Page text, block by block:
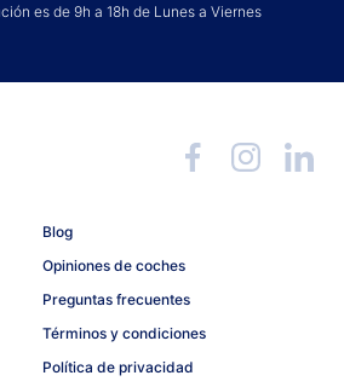
es de 9h a 18h de Lunes a Viernes
Blog
Opiniones de coches
Preguntas frecuentes
Términos y condiciones
Política de privacidad